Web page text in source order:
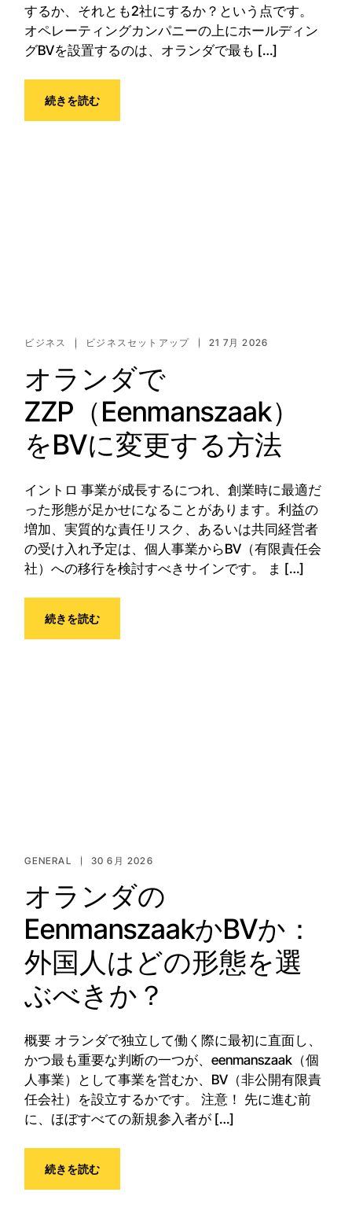
するか、それとも2社にするか？という点です。
オペレーティングカンパニーの上にホールディン
グBVを設置するのは、オランダで最も […]
続きを読む
ビジネス ビジネスセットアップ 21 7月 2026
オランダで
ZZP（Eenmanszaak）
をBVに変更する方法
イントロ 事業が成長するにつれ、創業時に最適だ
った形態が足かせになることがあります。利益の
増加、実質的な責任リスク、あるいは共同経営者
の受け入れ予定は、個人事業からBV（有限責任会
社）への移行を検討すべきサインです。 ま […]
続きを読む
GENERAL 30 6月 2026
オランダの
EenmanszaakかBVか：
外国人はどの形態を選
ぶべきか？
概要 オランダで独立して働く際に最初に直面し、
かつ最も重要な判断の一つが、eenmanszaak（個
人事業）として事業を営むか、BV（非公開有限責
任会社）を設立するかです。 注意！ 先に進む前
に、ほぼすべての新規参入者が […]
続きを読む